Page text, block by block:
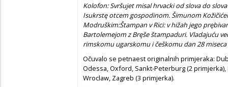
Kolofon: Svršujet misal hrvacki od slova do
Isukrstę otcem gospodinom. Šimunom Kožičić
Modruškim:Štampan v Rici: v hižah jego
Bartolemejom z Bręše štampaduri. Vladajuću
rimskomu ugarskomu ičeškomu dan 28
Očuvalo se petnaest originalnih primjeraka:
Odessa, Oxford, Sankt-Peterburg (2
Wroclaw, Zagreb (3 primjerka).